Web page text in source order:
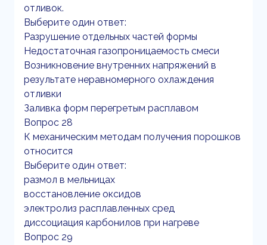
отливок.
Выберите один ответ:
Разрушение отдельных частей формы
Недостаточная газопроницаемость смеси
Возникновение внутренних напряжений в
результате неравномерного охлаждения
отливки
Заливка форм перегретым расплавом
Вопрос 28
К механическим методам получения порошков
относится
Выберите один ответ:
размол в мельницах
восстановление оксидов
электролиз расплавленных сред
диссоциация карбонилов при нагреве
Вопрос 29